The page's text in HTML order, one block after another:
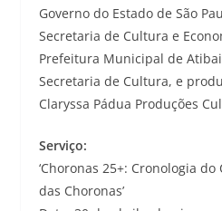
Governo do Estado de São
Secretaria de Cultura e
Prefeitura Municipal de
Secretaria de Cultura, e
Claryssa Pádua Produções
Serviço:
‘Choronas 25+: Cronologia
das Choronas’